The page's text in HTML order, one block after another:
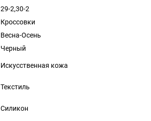
29-2,30-2
Кроссовки
Весна-Осень
Черный
Искусственная кожа
Текстиль
Силикон